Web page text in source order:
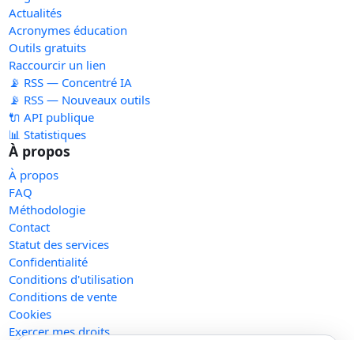
Actualités
Acronymes éducation
Outils gratuits
Raccourcir un lien
📡 RSS — Concentré IA
📡 RSS — Nouveaux outils
🔌 API publique
📊 Statistiques
À propos
À propos
FAQ
Méthodologie
Contact
Statut des services
Confidentialité
Conditions d'utilisation
Conditions de vente
Cookies
Exercer mes droits